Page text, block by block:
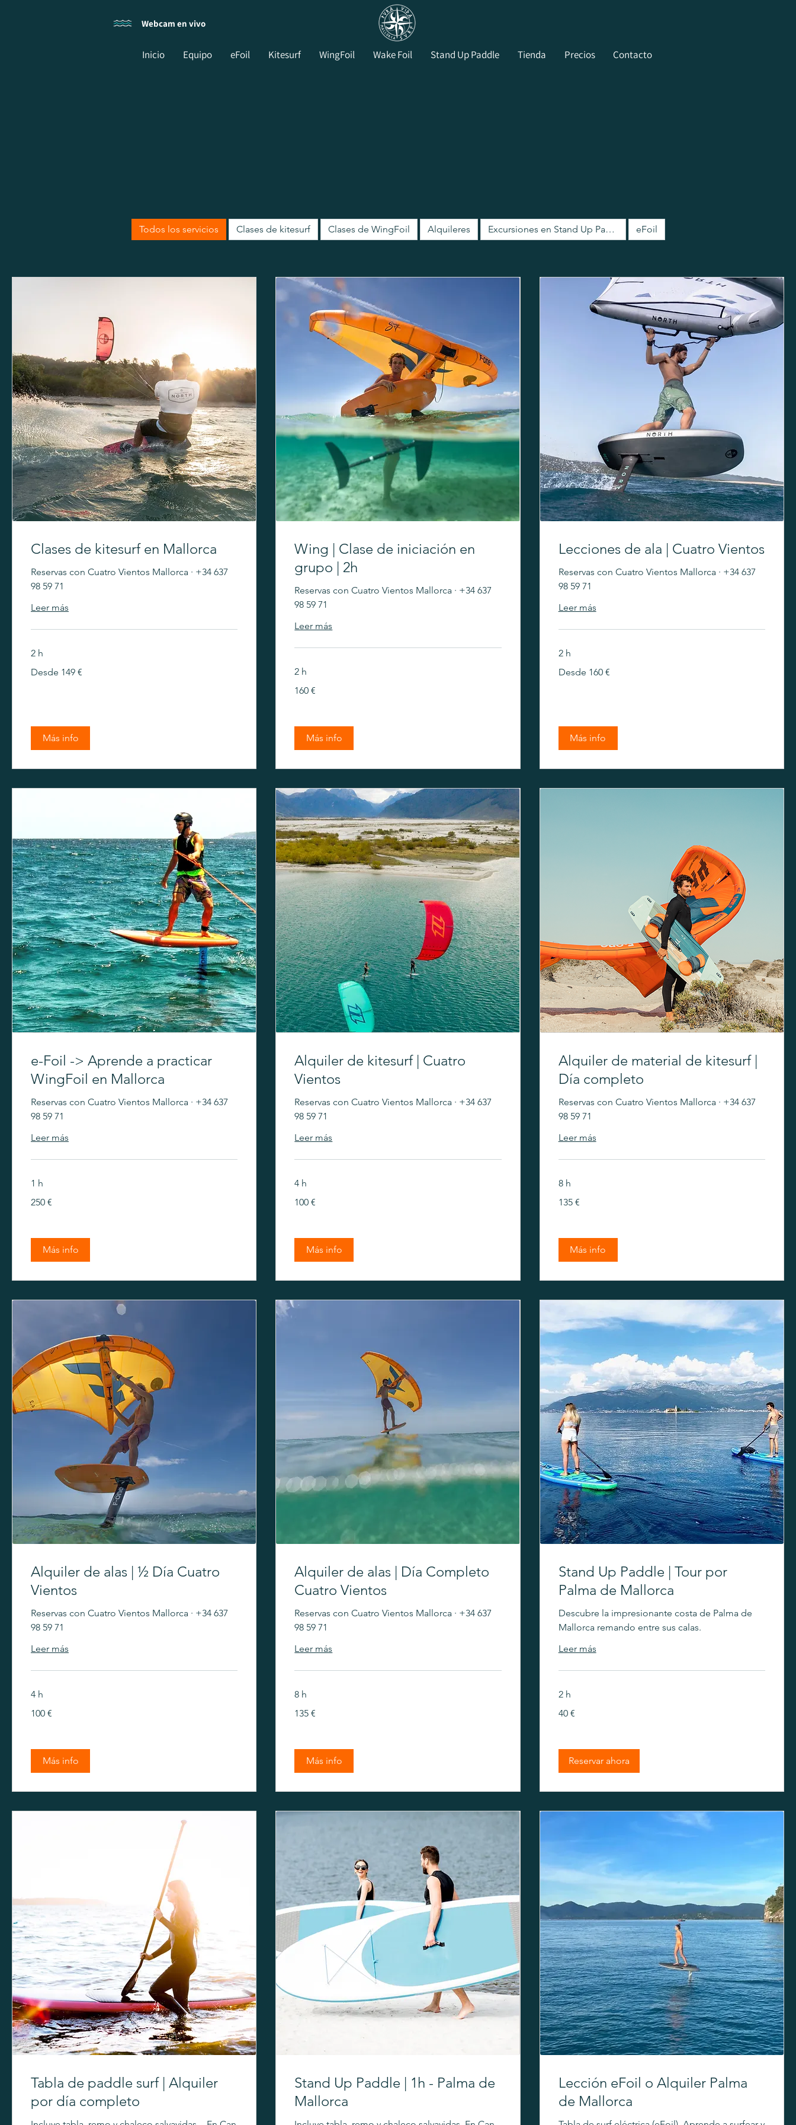
Webcam en vivo
Inicio Equipo eFoil Kitesurf WingFoil Wake Foil Stand Up Paddle Tienda Precios Contacto
Todos los servicios Clases de kitesurf Clases de WingFoil Alquileres Excursiones en Stand Up Paddle eFoil
Clases de kitesurf en Mallorca
Reservas con Cuatro Vientos Mallorca · +34 637
98 59 71
Leer más
2 h
149
Desde 149 €
Más info
Wing | Clase de iniciación en
grupo | 2h
Reservas con Cuatro Vientos Mallorca · +34 637
98 59 71
Leer más
2 h
euros
160 €
Más info
Lecciones de ala | Cuatro Vientos
Reservas con Cuatro Vientos Mallorca · +34 637
98 59 71
Leer más
2 h
160
Desde 160 €
Más info
e-Foil -> Aprende a practicar
WingFoil en Mallorca
Reservas con Cuatro Vientos Mallorca · +34 637
98 59 71
Leer más
1 h
euros
250 €
Más info
Alquiler de kitesurf | Cuatro
Vientos
Reservas con Cuatro Vientos Mallorca · +34 637
98 59 71
Leer más
4 h
euros
100 €
Más info
Alquiler de material de kitesurf |
Día completo
Reservas con Cuatro Vientos Mallorca · +34 637
98 59 71
Leer más
8 h
euros
135 €
Más info
Alquiler de alas | ½ Día Cuatro
Vientos
Reservas con Cuatro Vientos Mallorca · +34 637
98 59 71
Leer más
4 h
euros
100 €
Más info
Alquiler de alas | Día Completo
Cuatro Vientos
Reservas con Cuatro Vientos Mallorca · +34 637
98 59 71
Leer más
8 h
euros
135 €
Más info
Stand Up Paddle | Tour por
Palma de Mallorca
Descubre la impresionante costa de Palma de
Mallorca remando entre sus calas.
Leer más
2 h
euros
40 €
Reservar ahora
Tabla de paddle surf | Alquiler
por día completo
Stand Up Paddle | 1h - Palma de
Mallorca
Lección eFoil o Alquiler Palma
de Mallorca